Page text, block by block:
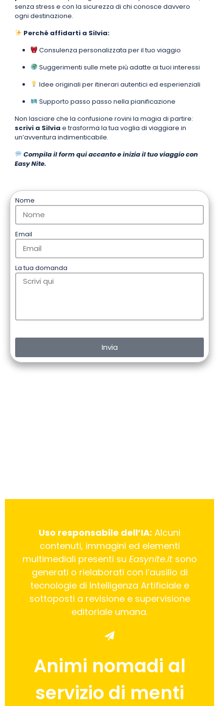
senza stress e con la sicurezza di chi conosce davvero
ogni destinazione.
Perché affidarti a Silvia:
Consulenza personalizzata per il tuo viaggio
Suggerimenti sulle mete più adatte ai tuoi interessi
Idee originali per itinerari autentici ed esperienziali
Supporto passo passo nella pianificazione
Non lasciare che la confusione rovini la magia di partire:
scrivi a Silvia e trasforma la tua voglia di viaggiare in
un’avventura indimenticabile.
Compila il form qui accanto e inizia il tuo viaggio con
Easy Nite.
Nome
Email
La tua domanda
Invia
Uso responsabile dell’IA: Alcuni
contenuti, immagini ed elementi
multimediali presenti su Easynite.itsono
generati o rielaborati con l’ausilio di
tecnologie di Intelligenza Artificiale e
sottoposti a revisione e supervisione
editoriale umana.
Animi nomadi al
servizio di menti